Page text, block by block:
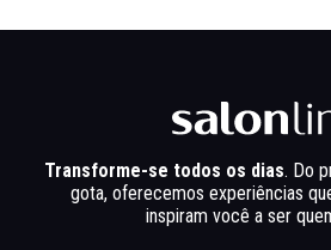
Transforme-se todos os dias. Do
gota, oferecemos experiências
inspiram você a ser